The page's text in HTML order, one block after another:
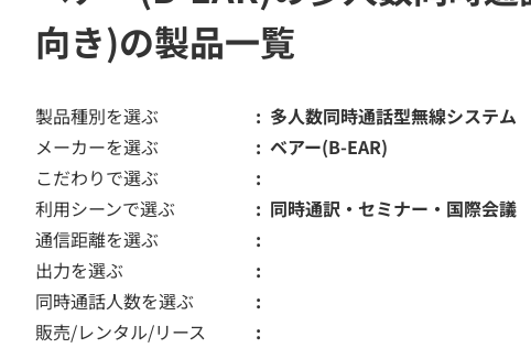
向き)の製品一覧
製品種別を選ぶ
多人数同時通話型無線システム
メーカーを選ぶ
ベアー(B-EAR)
こだわりで選ぶ
利用シーンで選ぶ
同時通訳・セミナー・国際会議
通信距離を選ぶ
出力を選ぶ
同時通話人数を選ぶ
販売/レンタル/リース